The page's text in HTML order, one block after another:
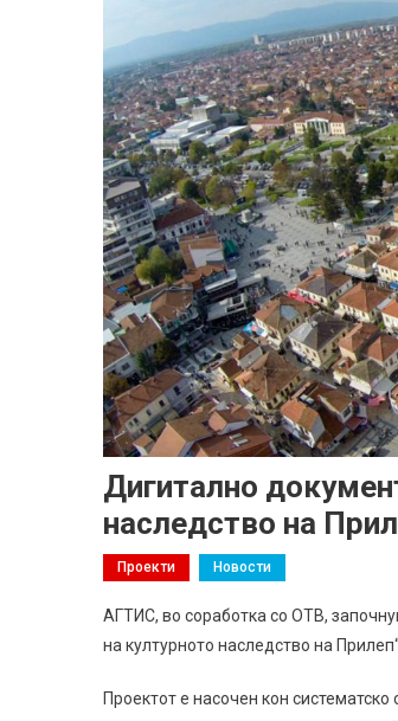
Дигитално
наследство на
Проекти Новости
АГТИС, во соработка со ОТВ,
на културното наследство на
Проектот е насочен кон